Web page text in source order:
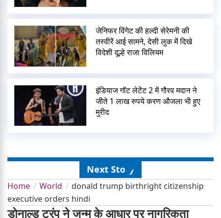
जेनिफर विंगेट की हल्दी सेरेमनी की
तस्वीरें आई सामने, देसी लुक में दिखे
विदेशी दूल्हे राजा विलियम
इंडियाज गॉट लेटेंट 2 में गौरव मदान ने
जीते 1 लाख रुपये करण औजला भी हुए
मुरीद
Next Story
Home World
donald trump birthright citizenship
executive orders hindi
डोनाल्ड ट्रंप ने जन्म के आधार पर नागरिकता